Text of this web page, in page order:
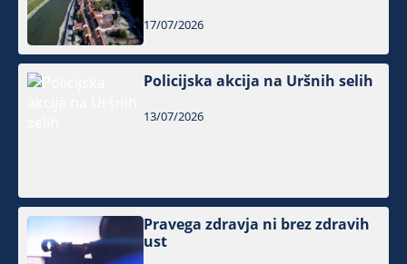
17/07/2026
Policijska akcija na Uršnih selih
13/07/2026
Pravega zdravja ni brez zdravih
ust